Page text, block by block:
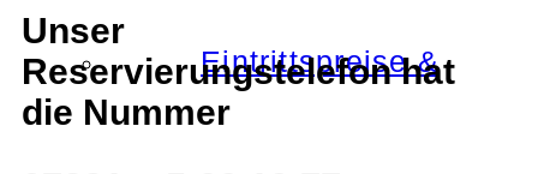
Eintrittspreise &
Unser
Reservierungstelefon hat
die Nummer